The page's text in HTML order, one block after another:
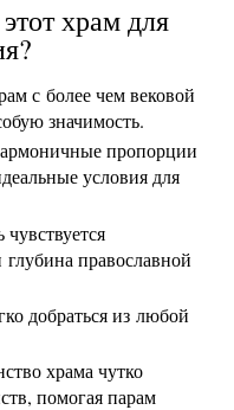
храм для
с более чем вековой
значимость.
пропорции
условия для
православной
добраться из любой
храма чутко
помогая парам